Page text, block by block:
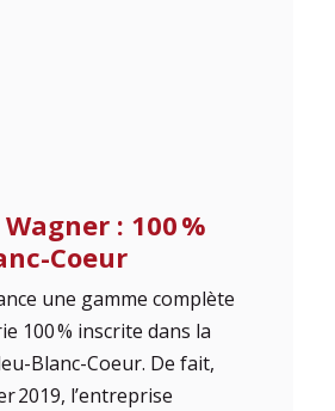
: 100 %
Coeur
une gamme complète
100 % inscrite dans la
Blanc-Coeur. De fait,
2019, l’entreprise